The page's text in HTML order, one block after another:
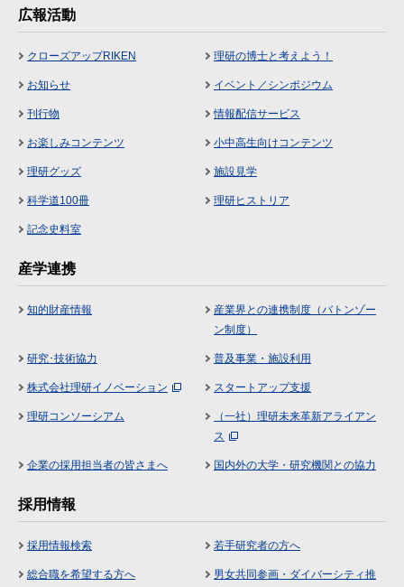
広報活動
クローズアップRIKEN 理研の博士と考えよう！
お知らせ イベント／シンポジウム
刊行物 情報配信サービス
お楽しみコンテンツ 小中高生向けコンテンツ
理研グッズ 施設見学
科学道100冊 理研ヒストリア
記念史料室
産学連携
知的財産情報
産業界との連携制度（バトンゾー
ン制度）
研究･技術協力 普及事業・施設利用
株式会社理研イノベーション スタートアップ支援
理研コンソーシアム
（一社）理研未来革新アライアン
ス
企業の採用担当者の皆さまへ 国内外の大学・研究機関との協力
採用情報
採用情報検索 若手研究者の方へ
総合職を希望する方へ
男女共同参画・ダイバーシティ推